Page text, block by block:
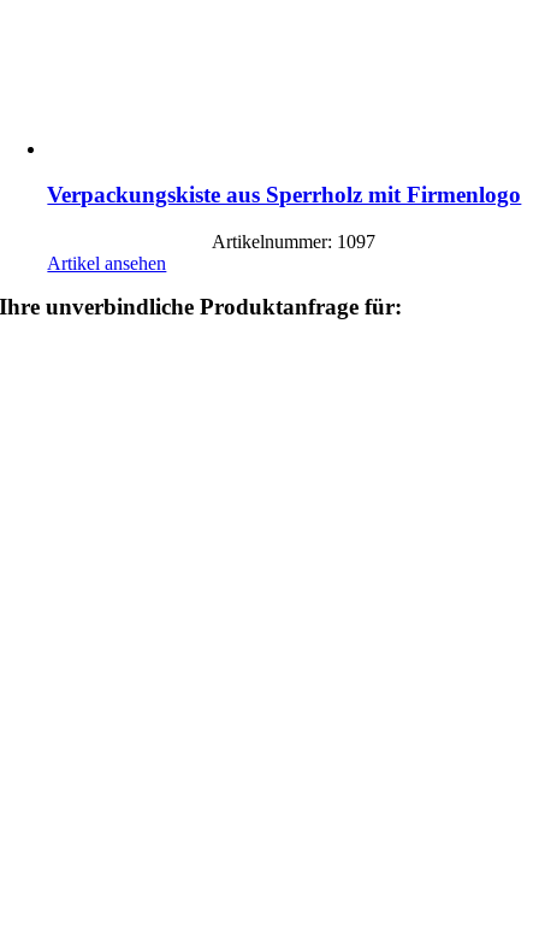
Verpackungskiste aus Sperrholz mit Firmenlogo
Artikelnummer: 1097
Artikel ansehen
Ihre unverbindliche Produktanfrage für: